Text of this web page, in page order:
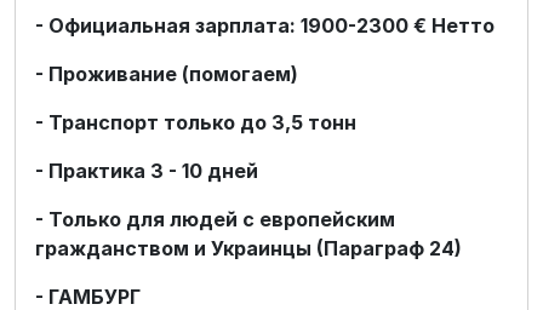
- Официальная зарплата: 1900-2300 € Нетто
- Проживание (помогаем)
- Транспорт только до 3,5 тонн
- Практика 3 - 10 дней
- Только для людей с европейским
гражданством и Украинцы (Параграф 24)
- ГАМБУРГ